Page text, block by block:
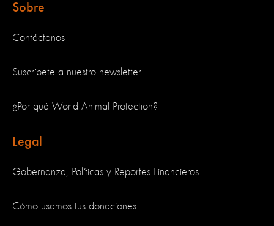
Sobre
Contáctanos
Suscríbete a nuestro newsletter
¿Por qué World Animal Protection?
Legal
Gobernanza, Políticas y Reportes Financieros
Cómo usamos tus donaciones